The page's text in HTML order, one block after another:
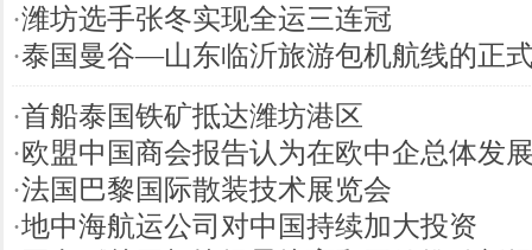
·潍坊选手张冬实现全运三连冠
·泰国曼谷—山东临沂旅游包机航线的正
·首船泰国铁矿抵达潍坊港区
·欧盟中国商会报告认为在欧中企总体发
·法国巴黎国际散装技术展览会
·地中海航运公司对中国持续加大投资